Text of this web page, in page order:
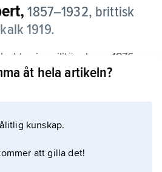
1857–1932, brittisk
1919.
sin militära bana 1876.
i Afrika, inklusive
var vid Messines 1917.
han guvernör på Malta.
åt hela artikeln?
kunskap.
att gilla det!